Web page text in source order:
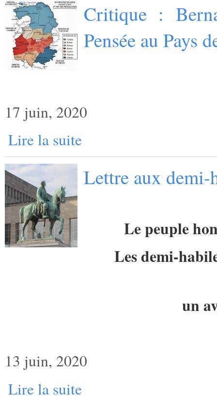
Critique :
Pensée au Pays
17 juin, 2020
Lire la suite
Lettre aux demi-
Le peuple
Les demi-
un
13 juin, 2020
Lire la suite